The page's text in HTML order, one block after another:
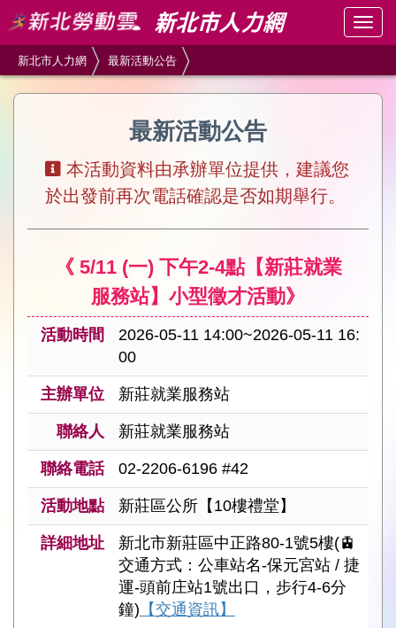
到
要
新北市人力網 最新活動公告
最新活動公告
本活動資料由承辦單位提供，建議您
於出發前再次電話確認是否如期舉行。
《 5/11 (一) 下午2-4點【新莊就業
服務站】小型徵才活動》
活動時間
2026-05-11 14:00~2026-05-11 16:
00
主辦單位 新莊就業服務站
聯絡人 新莊就業服務站
聯絡電話 02-2206-6196 #42
活動地點 新莊區公所【10樓禮堂】
詳細地址
新北市新莊區中正路80-1號5樓(🚊
交通方式：公車站名-保元宮站 / 捷
運-頭前庄站1號出口，步行4-6分
鐘) 【交通資訊】